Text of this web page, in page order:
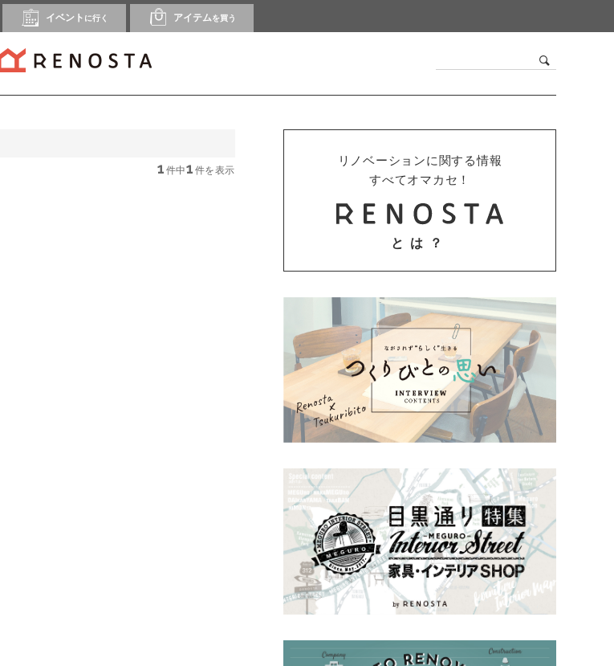
イベント に行く アイテムを買う
1 件中1 件を表示
リノベーションに関する情報
すべてオマカセ！
とは？